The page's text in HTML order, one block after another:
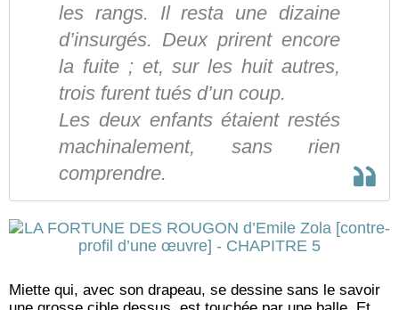
les rangs. Il resta une dizaine
d’insurgés. Deux prirent encore
la fuite ; et, sur les huit autres,
trois furent tués d’un coup.
Les deux enfants étaient restés
machinalement, sans rien
comprendre.
Miette qui, avec son drapeau, se dessine sans le savoir